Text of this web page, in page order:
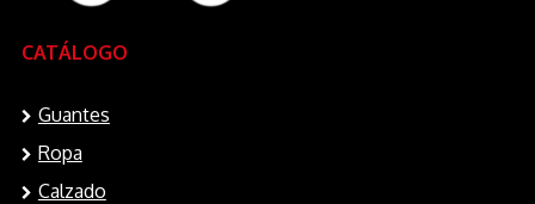
CATÁLOGO
Guantes
Ropa
Calzado